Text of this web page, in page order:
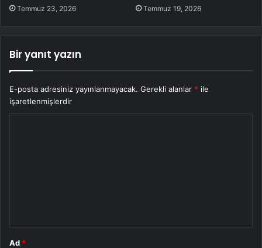
Temmuz 23, 2026 Temmuz 19, 2026
Bir yanıt yazın
E-posta adresiniz yayınlanmayacak. Gerekli alanlar * ile
işaretlenmişlerdir
Ad *